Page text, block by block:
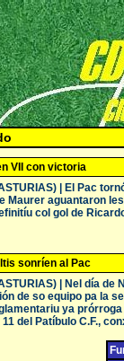
VII con victoria
| El Pac
Maurer aguantaron
col gol de
sonríen al Pac
| Nel día
de so equipo pa la
ya
del Patíbulo C.F.,